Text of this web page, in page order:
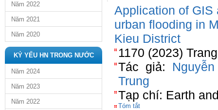
Năm 2022
Năm 2021
Năm 2020
KỶ YẾU HN TRONG NƯỚC
Năm 2024
Năm 2023
Năm 2022
Application of GIS
urban flooding in
Kieu District
1170 (2023)
Tác giả:
Trung
Tạp chí: Earth
Tóm tắt